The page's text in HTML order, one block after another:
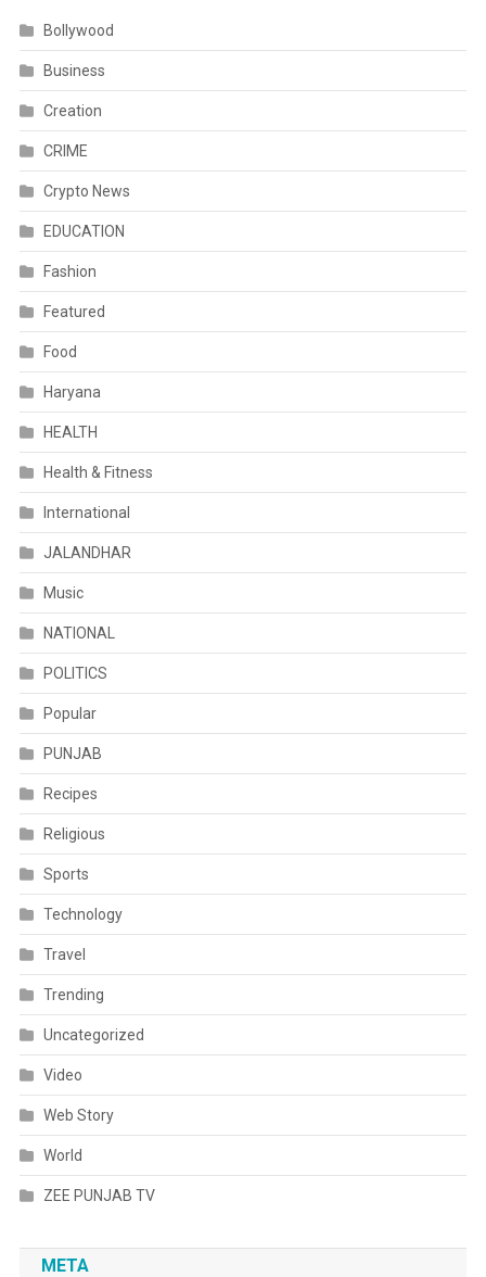
Bollywood
Business
Creation
CRIME
Crypto News
EDUCATION
Fashion
Featured
Food
Haryana
HEALTH
Health & Fitness
International
JALANDHAR
Music
NATIONAL
POLITICS
Popular
PUNJAB
Recipes
Religious
Sports
Technology
Travel
Trending
Uncategorized
Video
Web Story
World
ZEE PUNJAB TV
META